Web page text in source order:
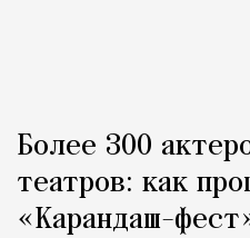
Более 300
театров: как
«Карандаш-